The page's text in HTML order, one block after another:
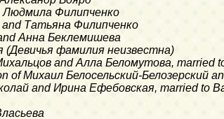
Людмила Филипченко
and Татьяна Филипченко
Анна Беклемишева
(Девичья фамилия неизвестна)
and Алла Беломутова, married
of Михаил Белосельский-Белозерский
and Ирина Ефебовская, married to